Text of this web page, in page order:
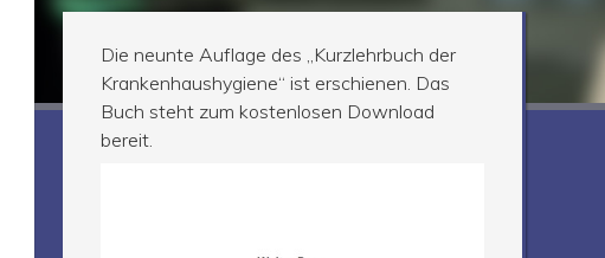
Die neunte Auflage des „Kurzlehrbuch der
Krankenhaushygiene“ ist erschienen. Das
Buch steht zum kostenlosen Download
bereit.